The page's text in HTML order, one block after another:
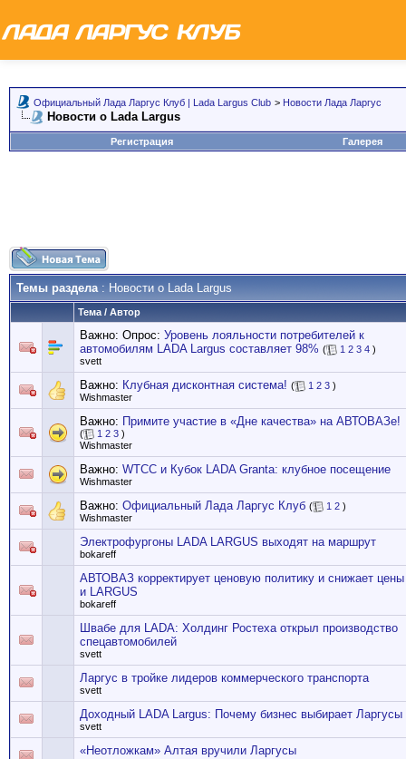
Официальный Лада Ларгус Клуб | Lada Largus Club > Новости Лада Ларгус
Новости о Lada Largus
Регистрация Галерея
Темы раздела: Новости о Lada Largus
Тема / Автор
Важно: Опрос: Уровень лояльности потребителей к
автомобилям LADA Largus составляет 98% ( 1 2 3 4 )
svett
Важно: Клубная дисконтная система! ( 1 2 3 )
Wishmaster
Важно: Примите участие в «Дне качества» на АВТОВАЗе!
( 1 2 3 )
Wishmaster
Важно: WTCC и Кубок LADA Granta: клубное посещение
Wishmaster
Важно: Официальный Лада Ларгус Клуб ( 1 2 )
Wishmaster
Электрофургоны LADA LARGUS выходят на маршрут
bokareff
АВТОВАЗ корректирует ценовую политику и снижает
и LARGUS
bokareff
Швабе для LADA: Холдинг Ростеха открыл производство
спецавтомобилей
svett
Ларгус в тройке лидеров коммерческого транспорта
svett
Доходный LADA Largus: Почему бизнес выбирает Ларгусы
svett
«Неотложкам» Алтая вручили Ларгусы